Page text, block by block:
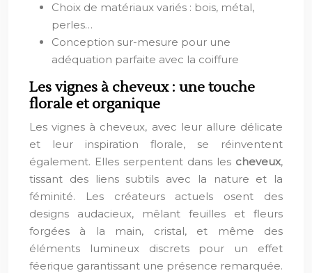
Choix de matériaux variés : bois, métal,
perles…
Conception sur-mesure pour une
adéquation parfaite avec la coiffure
Les vignes à cheveux : une touche
florale et organique
Les vignes à cheveux, avec leur allure délicate
et leur inspiration florale, se réinventent
également. Elles serpentent dans les cheveux,
tissant des liens subtils avec la nature et la
féminité. Les créateurs actuels osent des
designs audacieux, mêlant feuilles et fleurs
forgées à la main, cristal, et même des
éléments lumineux discrets pour un effet
féerique garantissant une présence remarquée.